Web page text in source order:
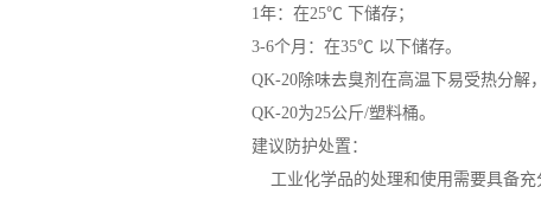
1年：在25℃ 下储存；
3-6个月：在35℃ 以下储存。
QK-20除味去臭剂在高温下易受热分解
QK-20为25公斤/塑料桶。
建议防护处置：
工业化学品的处理和使用需要具备充